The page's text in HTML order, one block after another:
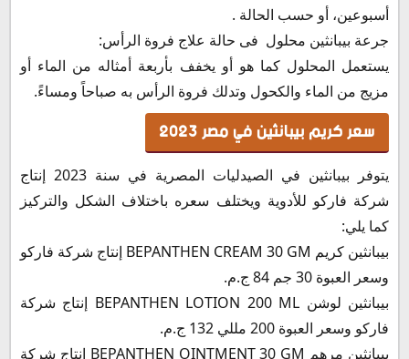
أسبوعين، أو حسب الحالة .
جرعة بيبانثين محلول فى حالة علاج فروة الرأس:
يستعمل المحلول كما هو أو يخفف بأربعة أمثاله من الماء أو
مزيج من الماء والكحول وتدلك فروة الرأس به صباحاً ومساءً.
سعر كريم بيبانثين في مصر 2023
يتوفر بيبانثين في الصيدليات المصرية في سنة 2023 إنتاج
شركة فاركو للأدوية ويختلف سعره باختلاف الشكل والتركيز
كما يلي:
بيبانثين كريم BEPANTHEN CREAM 30 GM إنتاج شركة فاركو
وسعر العبوة 30 جم 84 ج.م.
بيبانثين لوشن BEPANTHEN LOTION 200 ML إنتاج شركة
فاركو وسعر العبوة 200 مللي 132 ج.م.
بيبانثين مرهم BEPANTHEN OINTMENT 30 GM إنتاج شركة